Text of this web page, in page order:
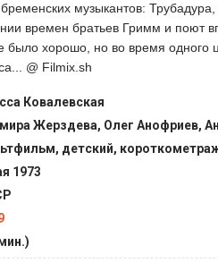
музыкантов:
времен братьев Гримм и поют
было хорошо, но во время одного
@ Filmix.sh
Ковалевская
Жерздева, Олег Анофриев,
детский,
1973